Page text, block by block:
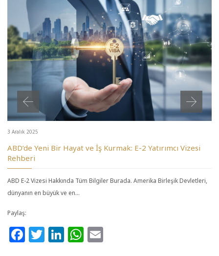
3 Aralık 2025
ABD’de Yeni Bir Hayat ve İş Kurmak: E-2 Yatırımcı Vizesi
Rehberi
ABD E-2 Vizesi Hakkında Tüm Bilgiler Burada. Amerika Birleşik Devletleri,
dünyanın en büyük ve en…
Paylaş:
Facebook
Twitter
LinkedIn
WhatsApp